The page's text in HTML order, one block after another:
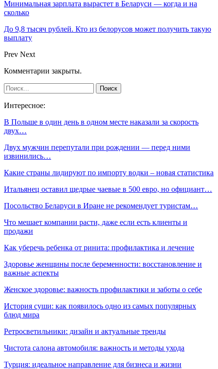
Минимальная зарплата вырастет в Беларуси — когда и на
сколько
До 9,8 тысяч рублей. Кто из белорусов может получить такую
выплату
Prev Next
Комментарии закрыты.
Интересное:
В Польше в один день в одном месте наказали за скорость
двух…
Двух мужчин перепутали при рождении — перед ними
извинились…
Какие страны лидируют по импорту водки – новая статистика
Итальянец оставил щедрые чаевые в 500 евро, но официант…
Посольство Беларуси в Иране не рекомендует туристам…
Что мешает компании расти, даже если есть клиенты и
продажи
Как уберечь ребенка от ринита: профилактика и лечение
Здоровье женщины после беременности: восстановление и
важные аспекты
Женское здоровье: важность профилактики и заботы о себе
История суши: как появилось одно из самых популярных
блюд мира
Ретросветильники: дизайн и актуальные тренды
Чистота салона автомобиля: важность и методы ухода
Турция: идеальное направление для бизнеса и жизни